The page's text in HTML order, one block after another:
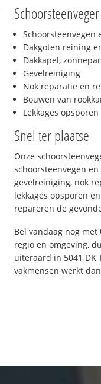
Schoorsteenveger
Schoorsteenvegen
Dakgoten reining
Dakkapel,
Gevelreiniging
Nok reparatie en
Bouwen van
Lekkages
Snel ter plaatse
Onze
schoorsteenvegen
gevelreiniging, nok
lekkages opsporen
repareren de
Bel vandaag nog met
regio en omgeving,
uiteraard in 5041 DK
vakmensen werkt